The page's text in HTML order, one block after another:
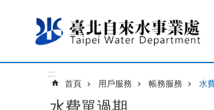
:::
首頁 用戶服務 帳務服務 水